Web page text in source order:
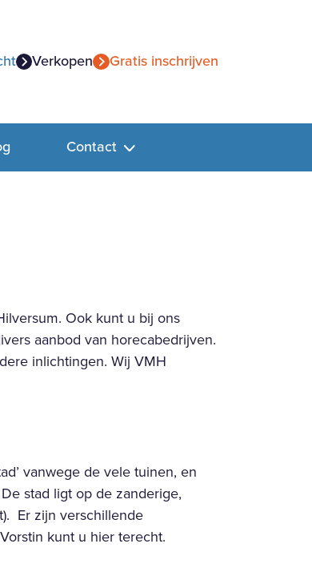
Verkopen Gratis inschrijven
Contact
Ook kunt u bij ons
aanbod van horecabedrijven.
inlichtingen. Wij VMH
vanwege de vele tuinen, en
stad ligt op de zanderige,
Er zijn verschillende
kunt u hier terecht.